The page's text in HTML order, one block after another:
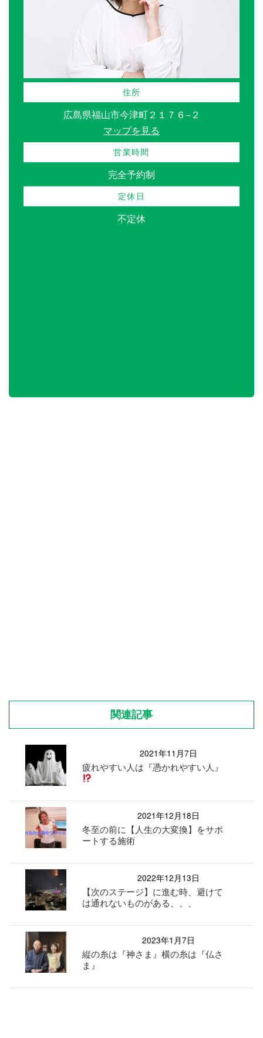
住所
広島県福山市今津町２１７６−２
マップを見る
営業時間
完全予約制
定休日
不定休
関連記事
2021年11月7日
疲れやすい人は『憑かれやすい人』
2021年12月18日
冬至の前に【人生の大変換】をサポ
ートする施術
2022年12月13日
【次のステージ】に進む時、避けて
は通れないものがある、、、
2023年1月7日
縦の糸は『神さま』横の糸は『仏さ
ま』